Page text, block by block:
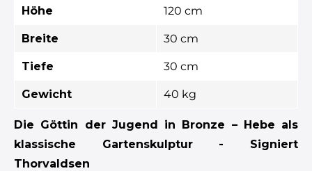
Höhe 120 cm
Breite 30 cm
Tiefe 30 cm
Gewicht 40 kg
Die Göttin der Jugend in Bronze – Hebe als
klassische Gartenskulptur - Signiert
Thorvaldsen